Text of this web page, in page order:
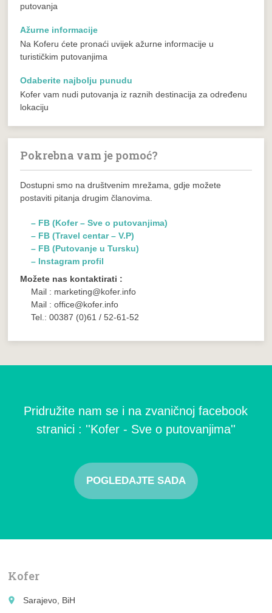
putovanja
Ažurne informacije
Na Koferu ćete pronaći uvijek ažurne informacije u
turističkim putovanjima
Odaberite najbolju punudu
Kofer vam nudi putovanja iz raznih destinacija za određenu
lokaciju
Pokrebna vam je pomoć?
Dostupni smo na društvenim mrežama, gdje možete
postaviti pitanja drugim članovima.
– FB (Kofer – Sve o putovanjima)
– FB (Travel centar – V.P)
– FB (Putovanje u Tursku)
– Instagram profil
Možete nas kontaktirati :
Mail : marketing@kofer.info
Mail : office@kofer.info
Tel.: 00387 (0)61 / 52-61-52
Pridružite nam se i na zvaničnoj facebook
stranici : ''Kofer - Sve o putovanjima''
POGLEDAJTE SADA
Kofer
place
Sarajevo, BiH